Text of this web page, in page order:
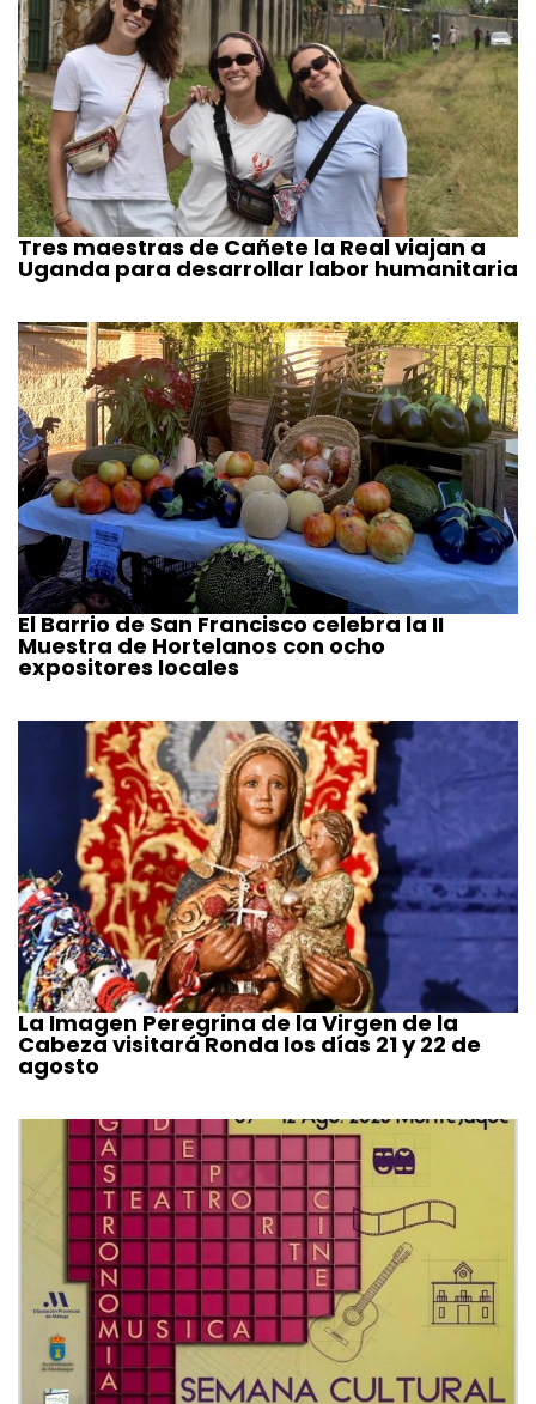
Tres maestras de Cañete la Real viajan a
Uganda para desarrollar labor humanitaria
El Barrio de San Francisco celebra la II
Muestra de Hortelanos con ocho
expositores locales
La Imagen Peregrina de la Virgen de la
Cabeza visitará Ronda los días 21 y 22 de
agosto